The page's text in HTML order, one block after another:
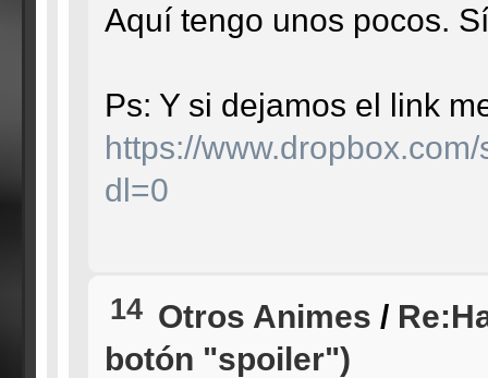
Aquí tengo unos pocos.
Ps: Y si dejamos el link
https://
dl=0
14 Otros Animes /
botón "spoiler")